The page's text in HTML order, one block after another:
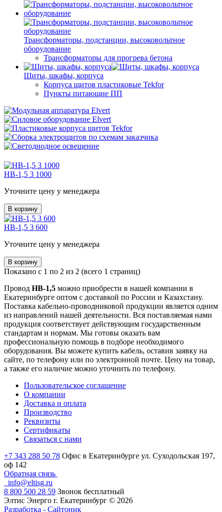
Трансформаторы, подстанции, высоковольтное
оборудование
Трансформаторы для прогрева бетона
Щиты, шкафы, корпуса
Корпуса щитов пластиковые Tekfor
Пункты питающие ПП
НВ-1,5 3 1000
Уточните цену у менеджера
В корзину
НВ-1,5 3 600
Уточните цену у менеджера
В корзину
Показано с 1 по 2 из 2 (всего 1 страниц)
Провод НВ-1,5 можно приобрести в нашей компании в
Екатеринбурге оптом с доставкой по России и Казахстану.
Поставка кабельно-проводниковой продукции является одним
из направлений нашей деятельности. Вся поставляемая нами
продукция соответствует действующим государственным
стандартам и нормам. Мы готовы оказать вам
профессиональную помощь в подборе необходимого
оборудования. Вы можете купить кабель, оставив заявку на
сайте, по телефону или по электронной почте. Цену на товар,
а также его наличие можно уточнить по телефону.
Пользовательское соглашение
О компании
Доставка и оплата
Производство
Реквизиты
Сертификаты
Связаться с нами
+7 343 288 50 78 Офис в Екатеринбурге ул. Суходольская 197,
оф 142
Обратная связь
info@eltisg.ru
8 800 500 28 59 Звонок бесплатный
Элтис Энерго г. Екатеринбург © 2026
Разработка - Сайтоник